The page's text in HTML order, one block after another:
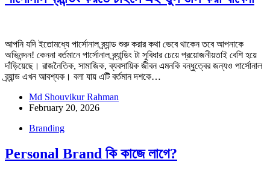
আপনি যদি ইতোমধ্যে পার্সোনাল ব্র্যান্ড শুরু করার কথা ভেবে থাকেন তবে আপনাকে
অভিনন্দন! কেননা বর্তমানে পার্সোনাল ব্র্যান্ডিং টা সুবিধার চেয়ে প্রয়োজনীয়তাই বেশি হয়ে
দাঁড়িয়েছে। রাজনৈতিক, সামাজিক, ব্যবসায়িক জীবন এমনকি বন্ধুত্বের জন্যও পার্সোনাল
ব্র্যান্ড এখন আবশ্যক। বলা যায় এটি বর্তমান দশকে…
Md Shouvikur Rahman
February 20, 2026
Branding
Personal Brand কি কাজে লাগে?